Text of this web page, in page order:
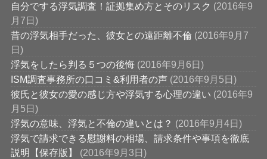
自分でする浮気調査！証拠集め方とそのリスク (2016年9
月7日)
昔の浮気相手だった、彼女との遠距離不倫 (2016年9月7
日)
浮気をしたら判る５つの後悔 (2016年9月6日)
ISM調査事務所の口コミ&利用者の声 (2016年9月5日)
彼氏と彼女の愛の感じ方や浮気する心理の違い (2016年9
月5日)
浮気の意味、浮気と不倫の違いとは？ (2016年9月4日)
浮気で請求できる慰謝料の相場、請求条件や事項を徹底
説明【保存版】
(2016年9月3日)